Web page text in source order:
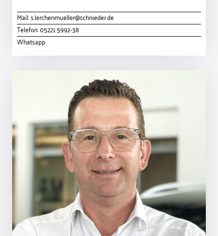
Mail:s.lerchenmueller@schnieder.de
Telefon:05221 5992-38
Whatsapp